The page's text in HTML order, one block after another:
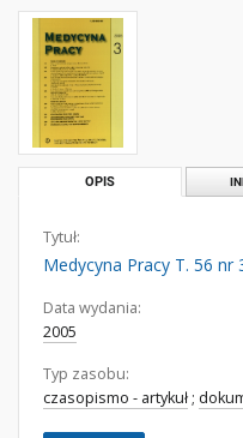
OPIS
Tytuł:
Medycyna Pracy T. 56 nr
Data wydania:
2005
Typ zasobu:
czasopismo - artykuł ;